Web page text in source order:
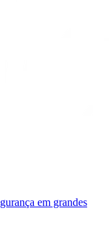
em grandes